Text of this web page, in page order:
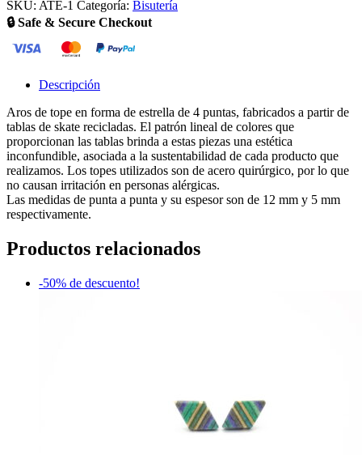
SKU: ATE-1 Categoría: Bisutería
🔒 Safe & Secure Checkout
Descripción
Aros de tope en forma de estrella de 4 puntas, fabricados a partir de
tablas de skate recicladas. El patrón lineal de colores que
proporcionan las tablas brinda a estas piezas una estética
inconfundible, asociada a la sustentabilidad de cada producto que
realizamos. Los topes utilizados son de acero quirúrgico, por lo que
no causan irritación en personas alérgicas.
Las medidas de punta a punta y su espesor son de 12 mm y 5 mm
respectivamente.
Productos relacionados
-50% de descuento!